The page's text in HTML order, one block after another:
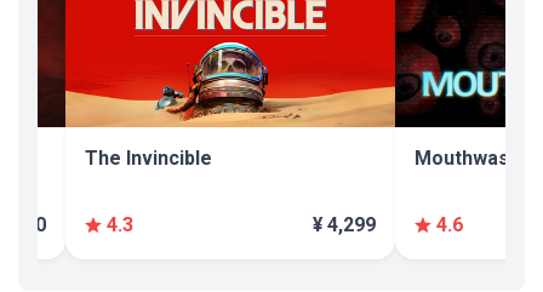
The Invincible
4.3 ¥ 4,299 4.6